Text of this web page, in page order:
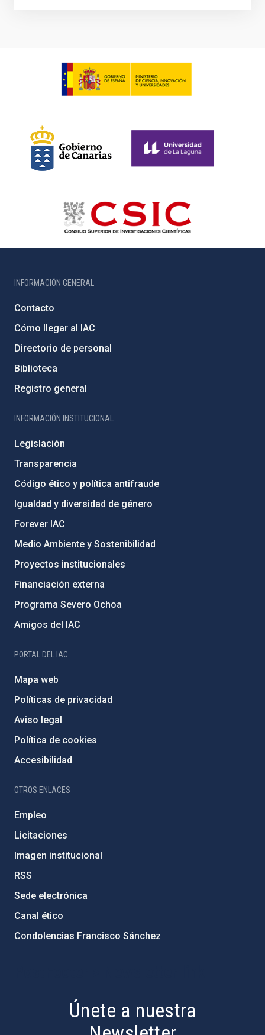
INFORMACIÓN GENERAL
Contacto
Cómo llegar al IAC
Directorio de personal
Biblioteca
Registro general
INFORMACIÓN INSTITUCIONAL
Legislación
Transparencia
Código ético y política antifraude
Igualdad y diversidad de género
Forever IAC
Medio Ambiente y Sostenibilidad
Proyectos institucionales
Financiación externa
Programa Severo Ochoa
Amigos del IAC
PORTAL DEL IAC
Mapa web
Políticas de privacidad
Aviso legal
Política de cookies
Accesibilidad
OTROS ENLACES
Empleo
Licitaciones
Imagen institucional
RSS
Sede electrónica
Canal ético
Condolencias Francisco Sánchez
Únete a nuestra